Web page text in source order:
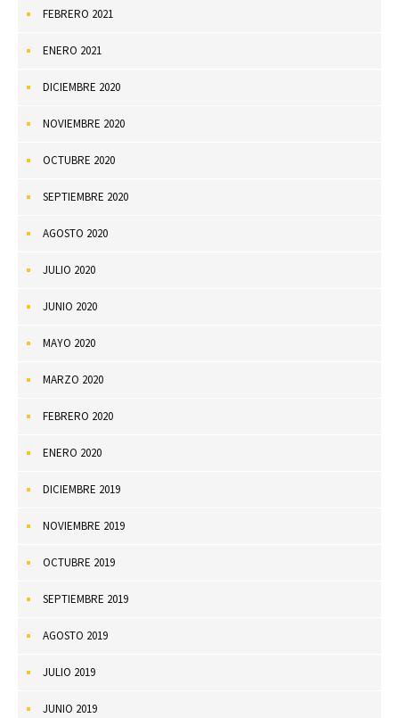
FEBRERO 2021
ENERO 2021
DICIEMBRE 2020
NOVIEMBRE 2020
OCTUBRE 2020
SEPTIEMBRE 2020
AGOSTO 2020
JULIO 2020
JUNIO 2020
MAYO 2020
MARZO 2020
FEBRERO 2020
ENERO 2020
DICIEMBRE 2019
NOVIEMBRE 2019
OCTUBRE 2019
SEPTIEMBRE 2019
AGOSTO 2019
JULIO 2019
JUNIO 2019